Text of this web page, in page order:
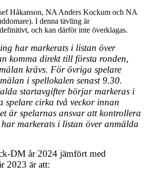
Håkanson, NA Anders Kockum och NA
I denna tävling är
och kan därför inte överklagas.
har markerats i listan över
komma direkt till första ronden,
krävs. För övriga spelare
i spellokalen senast 9.30.
startavgifter börjar markeras i
spelare cirka två veckor innan
är spelarnas ansvar att kontrollera
markerats i listan över anmälda
DM år 2024 jämfört med
2023 är att: